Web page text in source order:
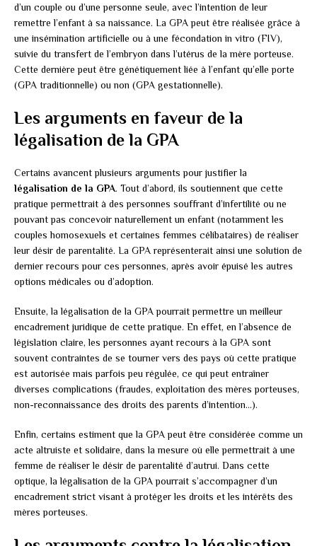
d’un couple ou d’une personne seule, avec l’intention de leur
remettre l’enfant à sa naissance. La GPA peut être réalisée grâce à
une insémination artificielle ou à une fécondation in vitro (FIV),
suivie du transfert de l’embryon dans l’utérus de la mère porteuse.
Cette dernière peut être génétiquement liée à l’enfant qu’elle porte
(GPA traditionnelle) ou non (GPA gestationnelle).
Les arguments en faveur de la
légalisation de la GPA
Certains avancent plusieurs arguments pour justifier la
légalisation de la GPA. Tout d’abord, ils soutiennent que cette
pratique permettrait à des personnes souffrant d’infertilité ou ne
pouvant pas concevoir naturellement un enfant (notamment les
couples homosexuels et certaines femmes célibataires) de réaliser
leur désir de parentalité. La GPA représenterait ainsi une solution de
dernier recours pour ces personnes, après avoir épuisé les autres
options médicales ou d’adoption.
Ensuite, la légalisation de la GPA pourrait permettre un meilleur
encadrement juridique de cette pratique. En effet, en l’absence de
législation claire, les personnes ayant recours à la GPA sont
souvent contraintes de se tourner vers des pays où cette pratique
est autorisée mais parfois peu régulée, ce qui peut entraîner
diverses complications (fraudes, exploitation des mères porteuses,
non-reconnaissance des droits des parents d’intention…).
Enfin, certains estiment que la GPA peut être considérée comme un
acte altruiste et solidaire, dans la mesure où elle permettrait à une
femme de réaliser le désir de parentalité d’autrui. Dans cette
optique, la légalisation de la GPA pourrait s’accompagner d’un
encadrement strict visant à protéger les droits et les intérêts des
mères porteuses.